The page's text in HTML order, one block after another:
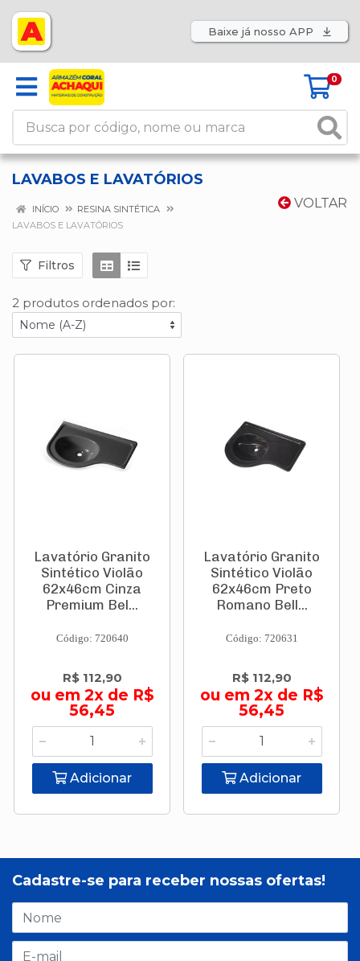
Baixe já nosso APP
0
LAVABOS E LAVATÓRIOS
VOLTAR
INÍCIO
RESINA SINTÉTICA
LAVABOS E LAVATÓRIOS
Filtros
2 produtos ordenados por:
Lavatório Granito
Sintético Violão
62x46cm Cinza
Premium Bel...
Código: 720640
R$ 112,90
ou em 2x de R$
56,45
Adicionar
Lavatório Granito
Sintético Violão
62x46cm Preto
Romano Bell...
Código: 720631
R$ 112,90
ou em 2x de R$
56,45
Adicionar
Cadastre-se para receber nossas ofertas!